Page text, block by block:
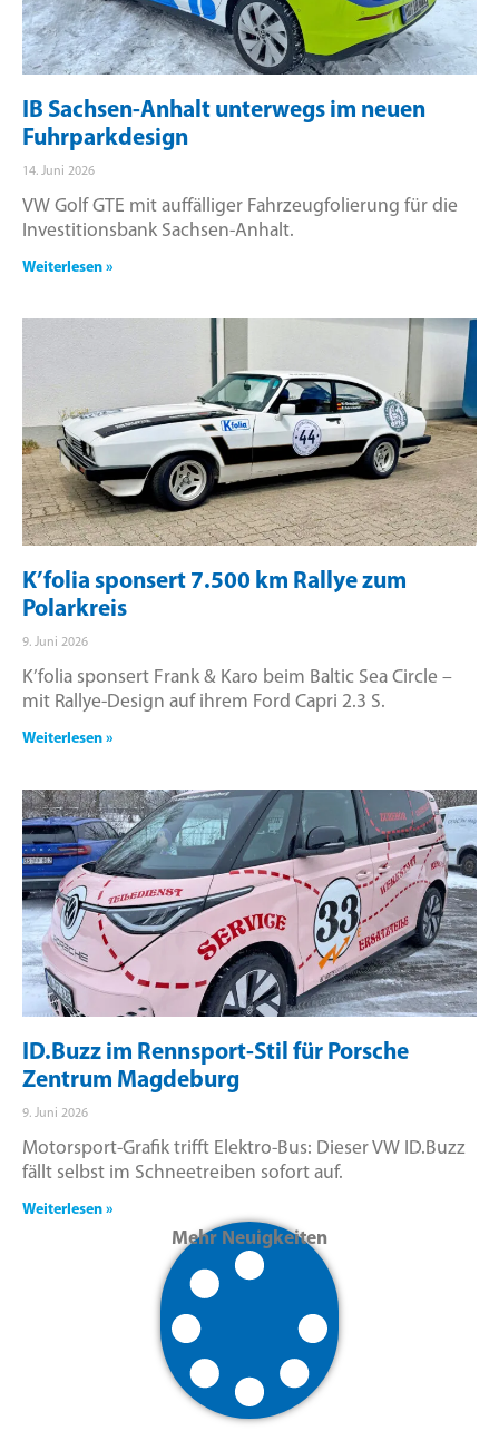
IB Sachsen-Anhalt unterwegs im neuen
Fuhrparkdesign
14. Juni 2026
VW Golf GTE mit auffälliger Fahrzeugfolierung für die
Investitionsbank Sachsen-Anhalt.
Weiterlesen »
K’folia sponsert 7.500 km Rallye zum
Polarkreis
9. Juni 2026
K’folia sponsert Frank & Karo beim Baltic Sea Circle –
mit Rallye-Design auf ihrem Ford Capri 2.3 S.
Weiterlesen »
ID.Buzz im Rennsport-Stil für Porsche
Zentrum Magdeburg
9. Juni 2026
Motorsport-Grafik trifft Elektro-Bus: Dieser VW ID.Buzz
fällt selbst im Schneetreiben sofort auf.
Weiterlesen »
Mehr Neuigkeiten